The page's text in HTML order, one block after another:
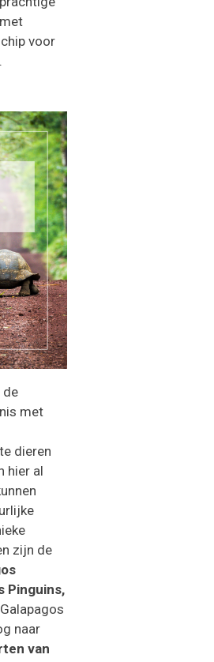
voor
de
met
dieren
hier al
zijn de
Pinguins,
naar
van